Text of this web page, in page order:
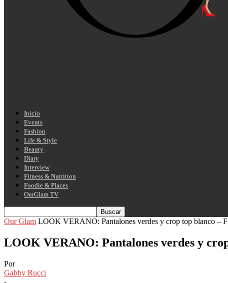
Inicio
Events
Fashion
Life & Style
Beauty
Diary
Interview
Fitness & Nutrition
Foodie & Places
OurGlam TV
Our Glam LOOK VERANO: Pantalones verdes y crop top blanco –
LOOK VERANO: Pantalones verdes y
Por
Gabby Rucci